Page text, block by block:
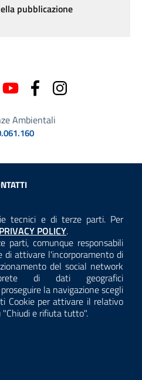
tecnici e di terze parti. Per
Consulta la
PRIVACY POLICY.
parti, comunque responsabili
attivare l'incorporamento di
del social network
di dati geografici
la navigazione scegli
Cookie per attivare il relativo
e rifiuta tutto".
pubblicazione
Ambientali
PRIVACY
A-Z